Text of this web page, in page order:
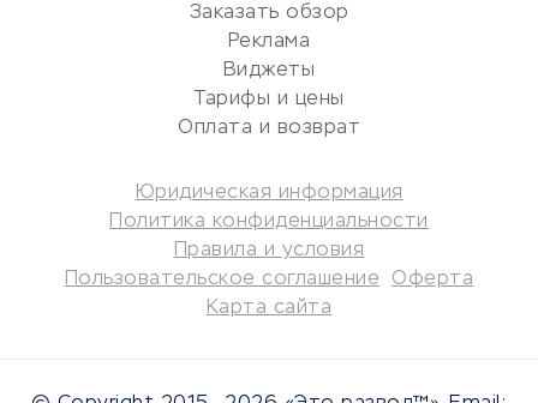
Потребительские кредиты
Кредитные карты
Дебетовые карты
Микрофинансовые
Заказать обзор
Реклама
Виджеты
Тарифы и цены
Оплата и возврат
Юридическая информация
Политика конфиденциальности
Правила и условия
Пользовательское соглашение
Оферта
Карта сайта